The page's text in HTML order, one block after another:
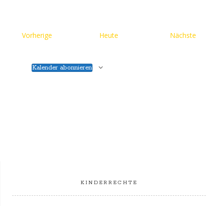
VorherigeVeranstaltungenHeute Nächste
Kalender abonnieren
KINDERRECHTE